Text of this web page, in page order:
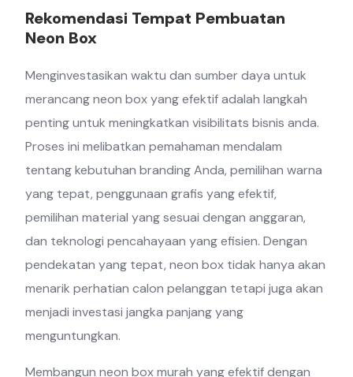
Rekomendasi Tempat Pembuatan
Neon Box
Menginvestasikan waktu dan sumber daya untuk
merancang neon box yang efektif adalah langkah
penting untuk meningkatkan visibilitats bisnis anda.
Proses ini melibatkan pemahaman mendalam
tentang kebutuhan branding Anda, pemilihan warna
yang tepat, penggunaan grafis yang efektif,
pemilihan material yang sesuai dengan anggaran,
dan teknologi pencahayaan yang efisien. Dengan
pendekatan yang tepat, neon box tidak hanya akan
menarik perhatian calon pelanggan tetapi juga akan
menjadi investasi jangka panjang yang
menguntungkan.
Membangun neon box murah yang efektif dengan